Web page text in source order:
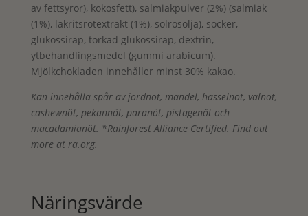
av fettsyror), kokosfett), salmiakpulver (2%) (salmiak
(1%), lakritsrotextrakt (1%), solrosolja), socker,
glukossirap, torkad glukossirap, dextrin,
ytbehandlingsmedel (gummi arabicum).
Mjölkchokladen innehåller minst 30% kakao.
Kan innehålla spår av jordnöt, mandel, hasselnöt, valnöt,
cashewnöt, pekannöt, paranöt, pistagenöt och
macadamianöt. *Rainforest Alliance Certified. Find out
more at ra.org.
Näringsvärde